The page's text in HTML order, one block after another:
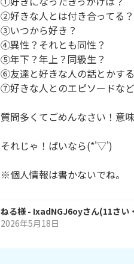
②好きな人とは付き合ってる？
③いつから好き？
④異性？それとも同性？
⑤年下？年上？同級生？
⑥友達と好きな人の話とかす
⑦好きな人とのエピソードな
質問多くてごめんなさい！意
それじゃ！ばいなら(*'▽')
※個人情報は書かないでね。
ねる様 - IxadNGJ6oyさん(11さい・
2026年5月18日